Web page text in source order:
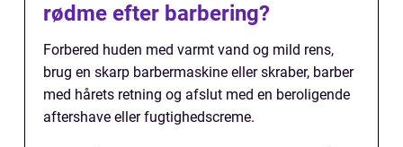
rødme efter barbering?
Forbered huden med varmt vand og mild rens,
brug en skarp barbermaskine eller skraber, barber
med hårets retning og afslut med en beroligende
aftershave eller fugtighedscreme.